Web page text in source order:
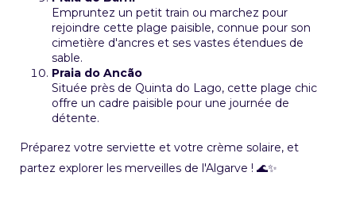
Empruntez un petit train ou marchez pour
rejoindre cette plage paisible, connue pour son
cimetière d'ancres et ses vastes étendues de
sable.
Praia do Ancão
Située près de Quinta do Lago, cette plage chic
offre un cadre paisible pour une journée de
détente.
Préparez votre serviette et votre crème solaire, et
partez explorer les merveilles de l'Algarve ! 🌊✨